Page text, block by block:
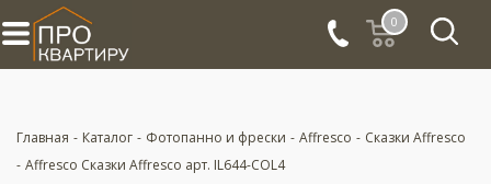
0
Главная - Каталог - Фотопанно и фрески - Affresco - Сказки Affresco
- Affresco Сказки Affresco арт. IL644-COL4